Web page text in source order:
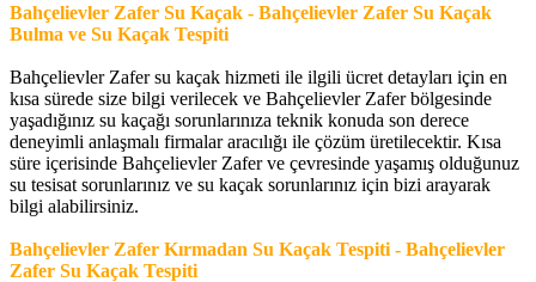
Bahçelievler Zafer Su Kaçak - Bahçelievler Zafer Su Kaçak
Bulma ve Su Kaçak Tespiti
Bahçelievler Zafer su kaçak hizmeti ile ilgili ücret detayları için en
kısa sürede size bilgi verilecek ve Bahçelievler Zafer bölgesinde
yaşadığınız su kaçağı sorunlarınıza teknik konuda son derece
deneyimli anlaşmalı firmalar aracılığı ile çözüm üretilecektir. Kısa
süre içerisinde Bahçelievler Zafer ve çevresinde yaşamış olduğunuz
su tesisat sorunlarınız ve su kaçak sorunlarınız için bizi arayarak
bilgi alabilirsiniz.
Bahçelievler Zafer Kırmadan Su Kaçak Tespiti - Bahçelievler
Zafer Su Kaçak Tespiti